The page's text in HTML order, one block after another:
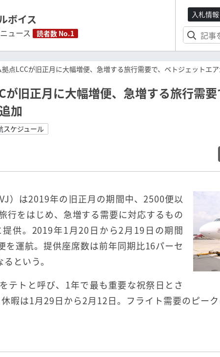
ボイス
ュース 読者数 No.1
入札情
拠点LCCが旧正月に大幅増便、急増する旅行需要で、ベトジェットエ
が旧正月に大幅増便、急増する旅行需
加
スケジュール
）は2019年の旧正月の期間中、2500便以
行をはじめ、急増する需要に対応するもの
供。2019年1月20日から2月19日の期間
を運航。提供座席数は前年同期比16パーセ
という。
テトと呼び、1年で最も重要な祝祭日とさ
暇は1月29日から2月12日。フライト需要のピー